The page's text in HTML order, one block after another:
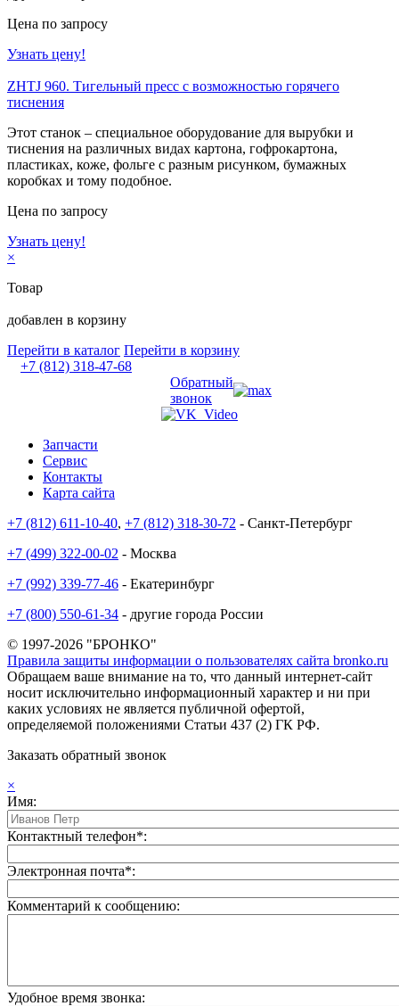
Цена по запросу
Узнать цену!
ZHTJ 960. Тигельный пресс с возможностью горячего
тиснения
Этот станок – специальное оборудование для вырубки и
тиснения на различных видах картона, гофрокартона,
пластиках, коже, фольге с разным рисунком, бумажных
коробках и тому подобное.
Цена по запросу
Узнать цену!
×
Товар
добавлен в корзину
Перейти в каталог Перейти в корзину
+7 (812) 318-47-68
Обратный
звонок
Запчасти
Сервис
Контакты
Карта сайта
+7 (812) 611-10-40, +7 (812) 318-30-72 - Санкт-Петербург
+7 (499) 322-00-02 - Москва
+7 (992) 339-77-46 - Екатеринбург
+7 (800) 550-61-34 - другие города России
© 1997-2026 "БРОНКО"
Правила защиты информации о пользователях сайта bronko.ru
Обращаем ваше внимание на то, что данный интернет-сайт
носит исключительно информационный характер и ни при
каких условиях не является публичной офертой,
определяемой положениями Статьи 437 (2) ГК РФ.
Заказать обратный звонок
×
Имя:
Контактный телефон*:
Электронная почта*:
Комментарий к сообщению:
Удобное время звонка: